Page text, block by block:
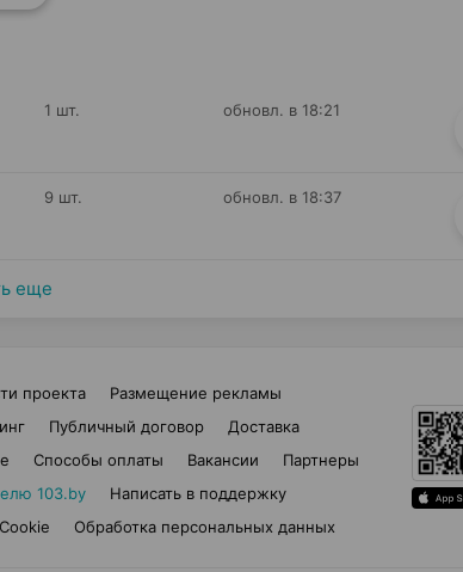
1 шт. обновл. в 18:21
9 шт. обновл. в 18:37
еще
проекта
Размещение рекламы
Публичный договор
Доставка
Способы оплаты Вакансии
Партнеры
103.by
Написать в поддержку
Обработка персональных данных